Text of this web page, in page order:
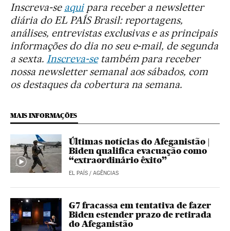
Inscreva-se aquipara receber a newsletter
diária do EL PAÍS Brasil: reportagens,
análises, entrevistas exclusivas e as principais
informações do dia no seu e-mail, de segunda
a sexta. Inscreva-setambém para receber
nossa newsletter semanal aos sábados, com
os destaques da cobertura na semana.
MAIS INFORMAÇÕES
Últimas notícias do Afeganistão |
Biden qualifica evacuação como
“extraordinário êxito”
EL PAÍS / AGÊNCIAS
G7 fracassa em tentativa de fazer
Biden estender prazo de retirada
do Afeganistão